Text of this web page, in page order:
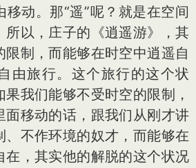
动。那“遥”呢？就是在空间
所以，庄子的《逍遥游》，其
限制，而能够在时空中逍遥自
由旅行。这个旅行的这个状
我们能够不受时空的限制，
面移动的话，跟我们从刚才讲
、不作环境的奴才，而能够在
在，其实他的解脱的这个状况